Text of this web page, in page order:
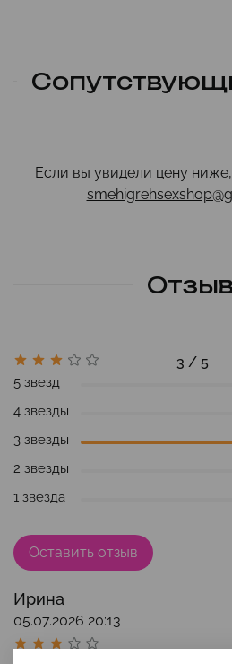
Если вы увидели цену
Ирина
05.07.2026 20:13
3 / 5
5 звезд
4 звезды
3 звезды
2 звезды
1 звезда
Оставить отзыв